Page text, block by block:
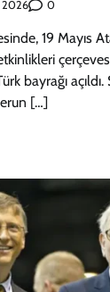
2026 0
19 Mayıs
bayrağı açıldı.
[…]